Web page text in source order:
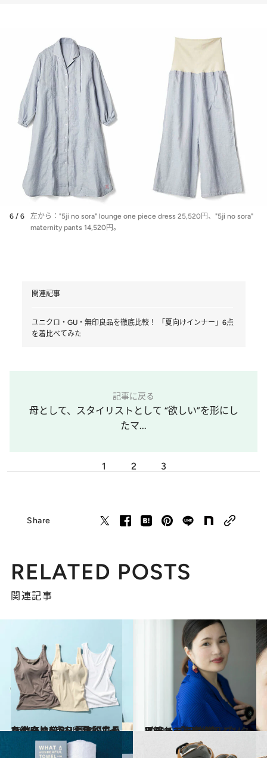
6 / 6
左から："5ji no sora" lounge one piece dress 25,520円、"5ji no sora"
maternity pants 14,520円。
関連記事
ユニクロ・GU・無印良品を徹底比較！ 「夏向けインナー」6点
を着比べてみた
記事に戻る
母として、スタイリストとして “欲しい”を形にし
たマ...
1 2 3
Share
RELATED POSTS
関連記事
2021.6.6
ユニクロ・GU・無印良品を徹底比較！ 「夏向けインナー」6点を着比べてみた
ライフスタイル 2021.6.27
平野ノラ出産後初インタビュー 「母性がバブリーに溢れてます(笑)」
カルチャー